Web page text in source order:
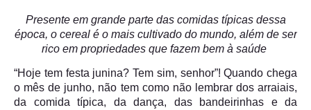
Presente em grande parte das comidas típicas dessa
época, o cereal é o mais cultivado do mundo, além de ser
rico em propriedades que fazem bem à saúde
“Hoje tem festa junina? Tem sim, senhor”! Quando chega
o mês de junho, não tem como não lembrar dos arraiais,
da comida típica, da dança, das bandeirinhas e da